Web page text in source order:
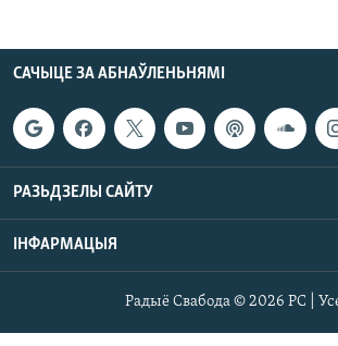
САЧЫЦЕ ЗА АБНАЎЛЕНЬНЯМІ
РАЗЬДЗЕЛЫ САЙТУ
ІНФАРМАЦЫЯ
Радыё Свабода © 2026 РС |